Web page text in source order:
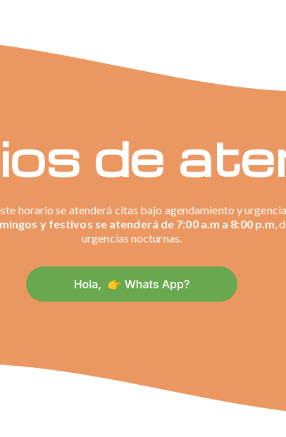
de
horario se atenderá citas bajo agendamiento y
y festivos se atenderá de 7:00 a.m a 8:00 p.m,
urgencias nocturnas.